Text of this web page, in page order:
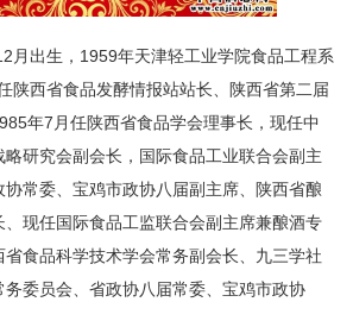
出生，1959年天津轻工业学院食品工程系
陕西省食品发酵情报站站长、陕西省第二届
年7月任陕西省食品学会理事长，现任中
略研究会副会长，国际食品工业联合会副主
协常委、宝鸡市政协八届副主席、陕西省酿
现任国际食品工监联合会副主席兼酿酒专
食品科学技术学会常务副会长、九三学社
务委员会、省政协八届常委、宝鸡市政协